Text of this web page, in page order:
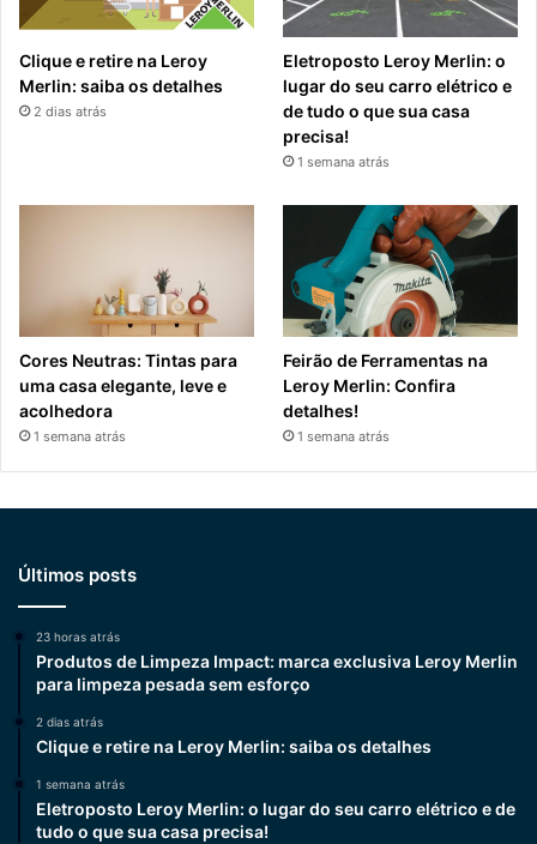
Clique e retire na Leroy
Merlin: saiba os detalhes
2 dias atrás
Eletroposto Leroy Merlin: o
lugar do seu carro elétrico e
de tudo o que sua casa
precisa!
1 semana atrás
Cores Neutras: Tintas para
uma casa elegante, leve e
acolhedora
1 semana atrás
Feirão de Ferramentas na
Leroy Merlin: Confira
detalhes!
1 semana atrás
Últimos posts
23 horas atrás
Produtos de Limpeza Impact: marca exclusiva Leroy Merlin
para limpeza pesada sem esforço
2 dias atrás
Clique e retire na Leroy Merlin: saiba os detalhes
1 semana atrás
Eletroposto Leroy Merlin: o lugar do seu carro elétrico e de
tudo o que sua casa precisa!